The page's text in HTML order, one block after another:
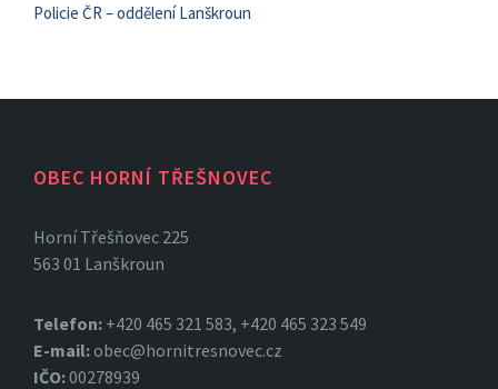
Policie ČR – oddělení Lanškroun
OBEC HORNÍ TŘEŠNOVEC
Horní Třešňovec 225
563 01 Lanškroun
Telefon: +420 465 321 583, +420 465 323 549
E-mail:obec@hornitresnovec.cz
IČO:00278939